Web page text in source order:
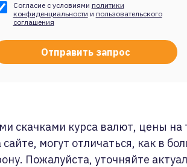
Согласие с условиями политики
конфиденциальности и пользовательского
соглашения
скачками курса валют, цены на
могут отличаться, как в
Пожалуйста, уточняйте